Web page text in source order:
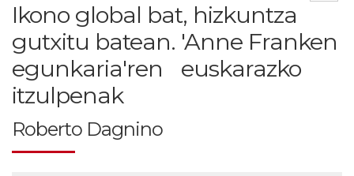
Ikono global bat, hizkuntza
gutxitu batean. 'Anne Franken
egunkaria'ren euskarazko
itzulpenak
Roberto Dagnino